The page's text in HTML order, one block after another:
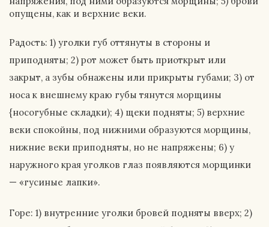
опущены, как и верхние веки.
Радость: 1) уголки губ оттянуты в стороны и
приподняты; 2) рот может быть приоткрыт или
закрыт, а зубы обнажены или прикрыты губами; 3) от
носа к внешнему краю губы тянутся морщины
{носогубные складки); 4) щеки подняты; 5) верхние
веки спокойны, под нижними образуются морщины,
нижние веки приподняты, но не напряжены; 6) у
наружного края уголков глаз появляются морщинки
— «гусиные лапки».
Горе: 1) внутренние уголки бровей подняты вверх; 2)